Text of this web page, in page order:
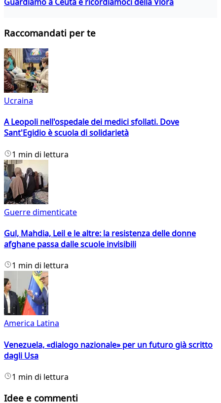
Raccomandati per te
Ucraina
A Leopoli nell'ospedale dei medici sfollati. Dove
Sant'Egidio è scuola di solidarietà
1 min di lettura
Guerre dimenticate
Gul, Mahdia, Leil e le altre: la resistenza delle donne
afghane passa dalle scuole invisibili
1 min di lettura
America Latina
Venezuela, «dialogo nazionale» per un futuro già scritto
dagli Usa
1 min di lettura
Idee e commenti